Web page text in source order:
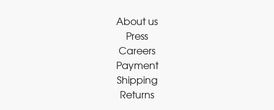
About us
Press
Careers
Payment
Shipping
Returns